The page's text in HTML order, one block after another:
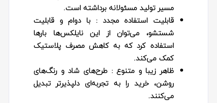
مسیر تولید مسئولانه برداشته است.
قابلیت استفاده مجدد : با دوام و قابلیت
شستشو، می‌توان از این نایلکس‌ها بارها
استفاده کرد که به کاهش مصرف پلاستیک
کمک می‌کند.
ظاهر زیبا و متنوع : طرح‌های شاد و رنگ‌های
روشن، خرید را به تجربه‌ای دلپذیرتر تبدیل
می‌کنند.